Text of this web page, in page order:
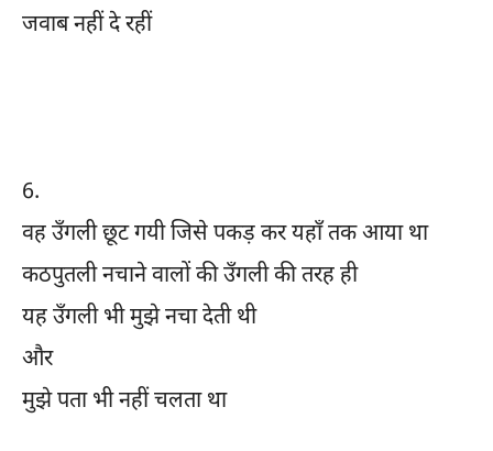
जवाब नहीं दे रहीं
6.
वह उँगली छूट गयी जिसे पकड़ कर यहाँ तक आया था
कठपुतली नचाने वालों की उँगली की तरह ही
यह उँगली भी मुझे नचा देती थी
और
मुझे पता भी नहीं चलता था